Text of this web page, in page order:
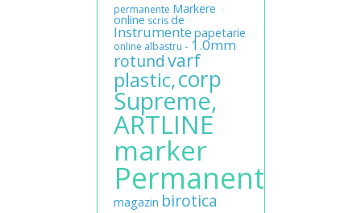
permanente Markere
online scris de
Instrumente papetarie
online albastru - 1.0mm
rotundvarf
plastic,corp
Supreme,
ARTLINE
marker
Permanent
magazin birotica